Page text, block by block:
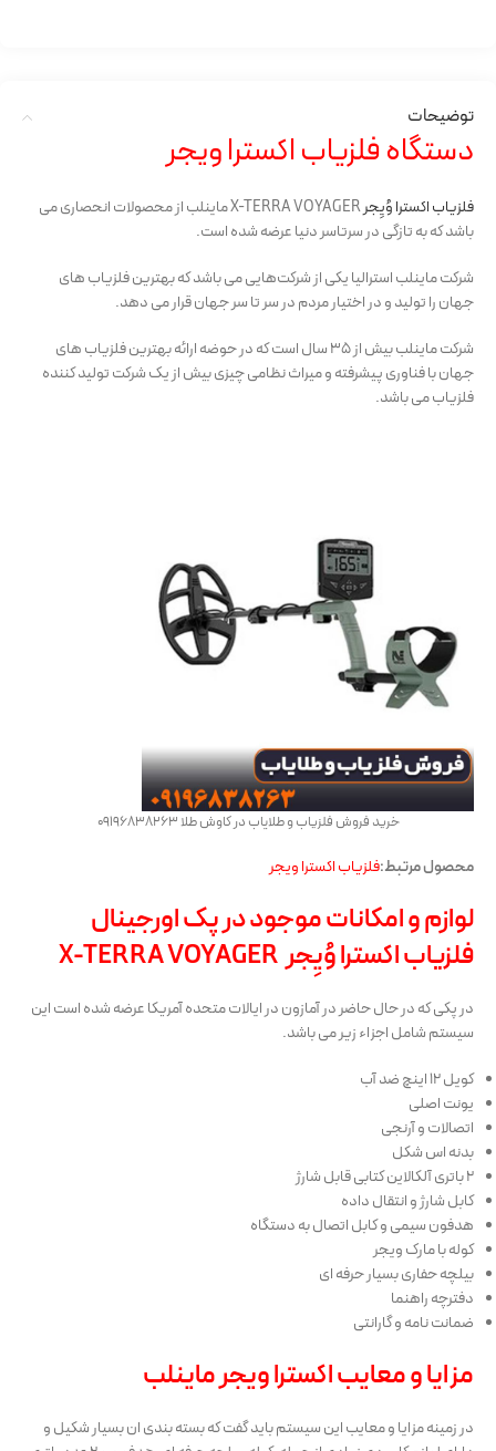
توضیحات
دستگاه فلزیاب اکسترا ویجر
فلزیاب اکسترا وُیِجر
X-TERRA VOYAGER ماینلب از محصولات انحصاری می
باشد که به تازگی در سرتاسر دنیا عرضه شده است.
شرکت ماینلب استرالیا یکی از شرکت‌هایی می باشد که بهترین فلزیاب های
جهان را تولید و در اختیار مردم در سر تا سر جهان قرار می دهد.
شرکت ماینلب بیش از ۳۵ سال است که در حوضه ارائه بهترین فلزیاب های
جهان با فناوری پیشرفته و میراث نظامی چیزی بیش از یک شرکت تولید کننده
فلزیاب می باشد.
خرید فروش فلزیاب و طلایاب در کاوش طلا 09196838263
محصول مرتبط:فلزیاب اکسترا ویجر
لوازم و امکانات موجود در پک اورجینال
فلزیاب اکسترا وُیِجر X-TERRA VOYAGER
در پکی که در حال حاضر در آمازون در ایالات متحده آمریکا عرضه شده است این
سیستم شامل اجزاء زیر می باشد.
کویل ۱۲ اینچ ضد آب
یونت اصلی
اتصالات و آرنجی
بدنه اس شکل
2 باتری آلکالاین کتابی قابل شارژ
کابل شارژ و انتقال داده
هدفون سیمی و کابل اتصال به دستگاه
کوله با مارک ویجر
بیلچه حفاری بسیار حرفه ای
دفترچه راهنما
ضمانت نامه و گارانتی
مزایا و معایب اکسترا ویجر ماینلب
در زمینه مزایا و معایب این سیستم باید گفت که بسته بندی ان بسیار شکیل و